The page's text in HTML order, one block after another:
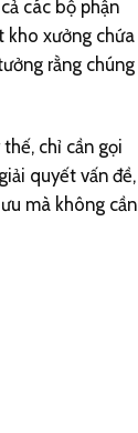
các bộ phận
kho xưởng chứa
rằng chúng
chỉ cần gọi
quyết vấn đề,
mà không cần